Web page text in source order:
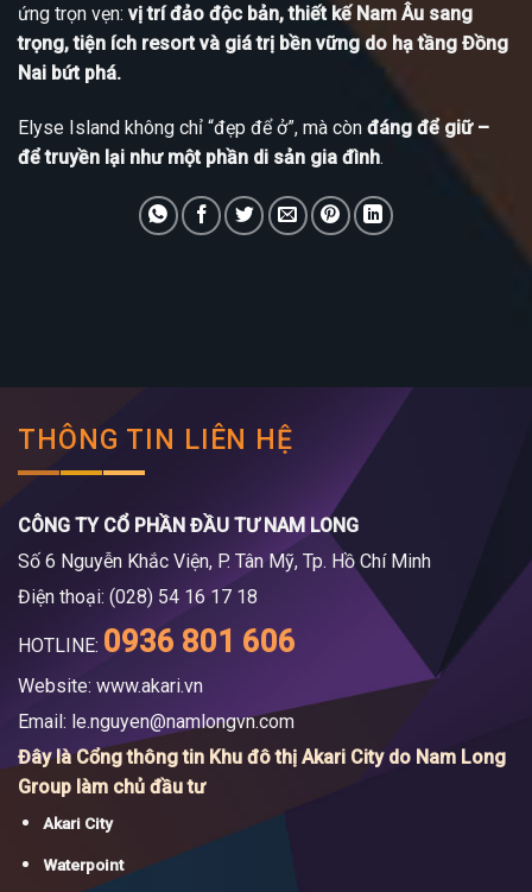
ứng trọn vẹn: vị trí đảo độc bản, thiết kế Nam Âu sang
trọng, tiện ích resort và giá trị bền vững do hạ tầng Đồng
Nai bứt phá.
Elyse Island không chỉ “đẹp để ở”, mà còn đáng để giữ –
để truyền lại như một phần di sản gia đình.
THÔNG TIN LIÊN HỆ
CÔNG TY CỔ PHẦN ĐẦU TƯ NAM LONG
Số 6 Nguyễn Khắc Viện, P. Tân Mỹ, Tp. Hồ Chí Minh
Điện thoại: (028) 54 16 17 18
HOTLINE: 0936 801 606
Website: www.akari.vn
Email: le.nguyen@namlongvn.com
Đây là Cổng thông tin Khu đô thị Akari City do Nam Long
Group làm chủ đầu tư
Akari City
Waterpoint